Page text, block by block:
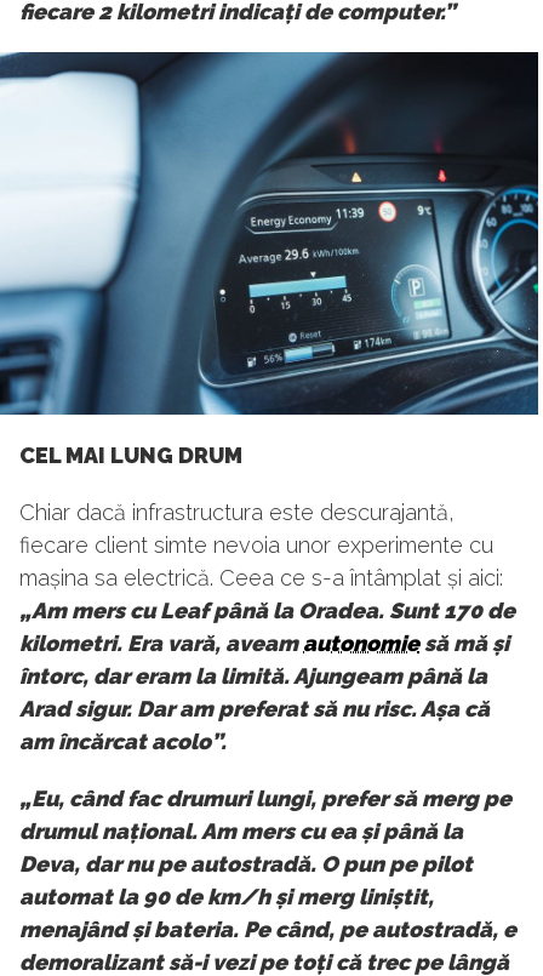
fiecare 2 kilometri indicați de computer.”
CEL MAI LUNG DRUM
Chiar dacă infrastructura este descurajantă,
fiecare client simte nevoia unor experimente cu
mașina sa electrică. Ceea ce s-a întâmplat și aici:
„Am mers cu Leaf până la Oradea. Sunt 170 de
kilometri. Era vară, aveamautonomiesă mă și
întorc, dar eram la limită. Ajungeam până la
Arad sigur. Dar am preferat să nu risc. Așa că
am încărcat acolo”.
„Eu, când fac drumuri lungi, prefer să merg pe
drumul național. Am mers cu ea și până la
Deva, dar nu pe autostradă. O pun pe pilot
automat la 90 de km/h și merg liniștit,
menajând și bateria. Pe când, pe autostradă, e
demoralizant să-i vezi pe toți că trec pe lângă